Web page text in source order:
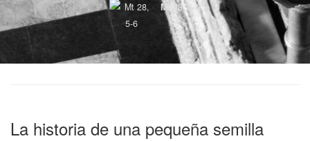
Mt 28, 5-6
La historia de una pequeña semilla